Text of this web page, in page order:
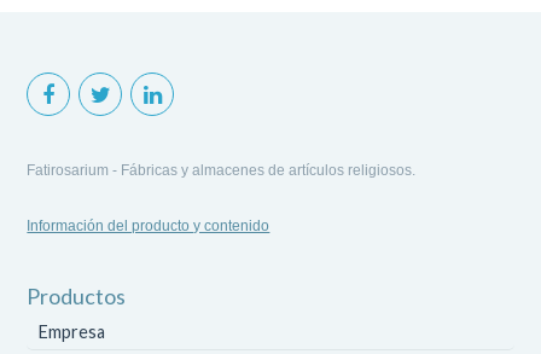
Fatirosarium - Fábricas y almacenes de artículos religiosos.
Información del producto y contenido
Productos
Empresa